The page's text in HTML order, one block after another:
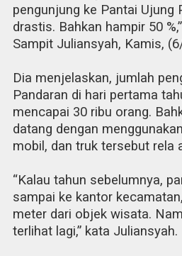
pengunjung ke Pantai Ujung
drastis. Bahkan hampir 50
Sampit Juliansyah, Kamis,
Dia menjelaskan, jumlah
Pandaran di hari pertama
mencapai 30 ribu orang.
datang dengan
mobil, dan truk tersebut rela
“Kalau tahun sebelumnya,
sampai ke kantor
meter dari objek wisata.
terlihat lagi,” kata Juliansyah.